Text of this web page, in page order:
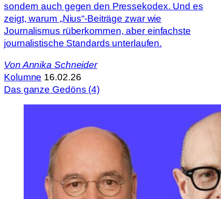
sondern auch gegen den Pressekodex. Und es
zeigt, warum „Nius“-Beiträge zwar wie
Journalismus rüberkommen, aber einfachste
journalistische Standards unterlaufen.
Von Annika Schneider
Kolumne 16.02.26
Das ganze Gedöns (4)